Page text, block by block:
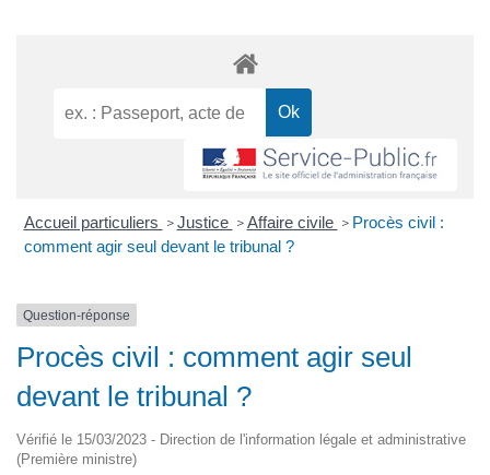
Accueil particuliers > Justice > Affaire civile > Procès civil :
comment agir seul devant le tribunal ?
Question-réponse
Procès civil : comment agir seul
devant le tribunal ?
Vérifié le 15/03/2023 - Direction de l'information légale et administrative
(Première ministre)